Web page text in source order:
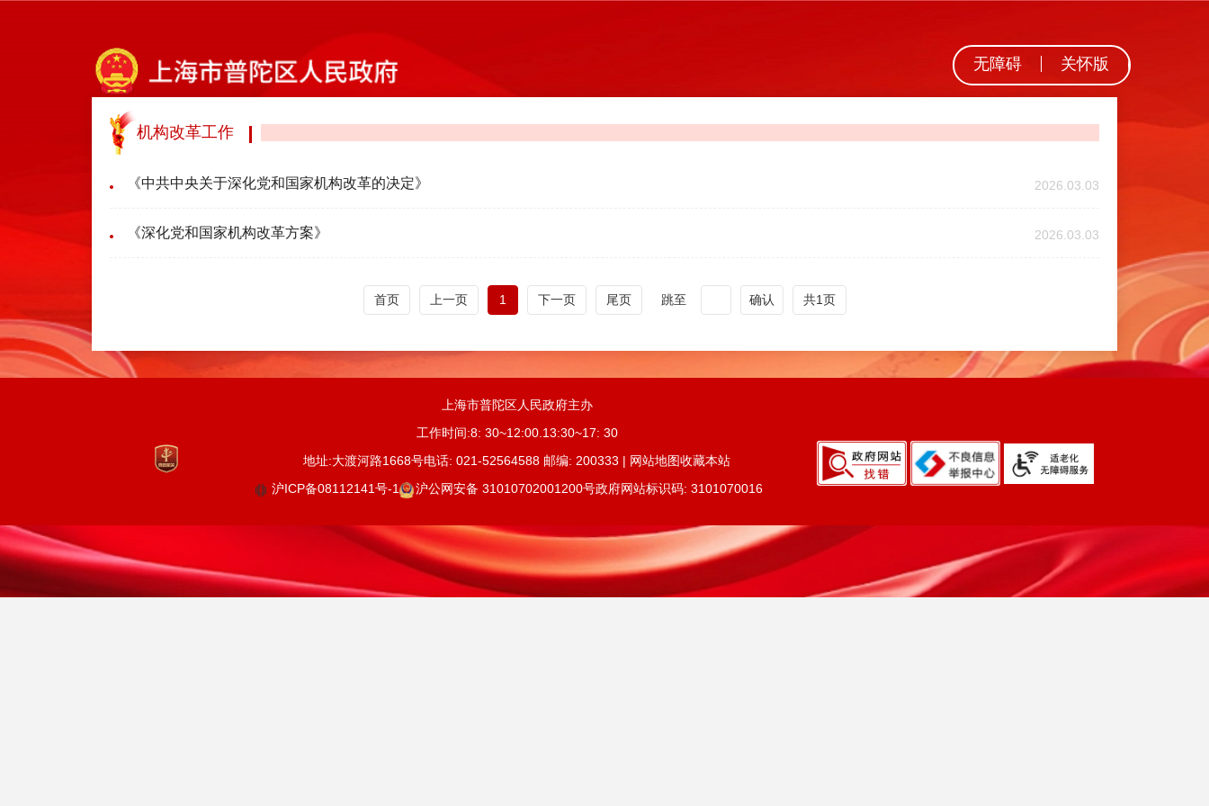
无障碍 关怀版
机构改革工作
《中共中央关于深化党和国家机构改革的决定》 2026.03.03
《深化党和国家机构改革方案》 2026.03.03
首页 上一页 1 下一页 尾页 跳至 确认 共1页
上海市普陀区人民政府主办
工作时间:8: 30~12:00.13:30~17: 30
地址:大渡河路1668号电话: 021-52564588 邮编: 200333 | 网站地图收藏本站
沪ICP备08112141号-1
沪公网安备 31010702001200号政府网站标识码: 3101070016